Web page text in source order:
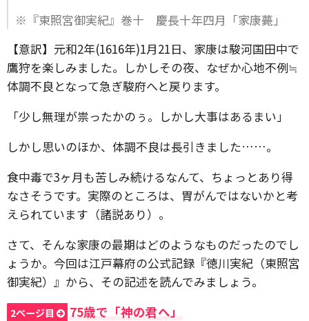
※『東照宮御実紀』巻十 慶長十年四月「家康薨」
【意訳】元和2年(1616年)1月21日、家康は駿河国田中で
鷹狩を楽しみました。しかしその夜、なぜか心地不例≒
体調不良となって急ぎ駿府へと戻ります。
「少し無理が祟ったかのぅ。しかし大事はあるまい」
しかし思いのほか、体調不良は長引きました……。
食中毒で3ヶ月も苦しみ続けるなんて、ちょっとあり得
なさそうです。実際のところは、胃がんではないかと考
えられています（諸説あり）。
さて、そんな家康の最期はどのようなものだったのでし
ょうか。今回は江戸幕府の公式記録『徳川実紀（東照宮
御実紀）』から、その記述を読んでみましょう。
2ページ目 75歳で「神の君へ」